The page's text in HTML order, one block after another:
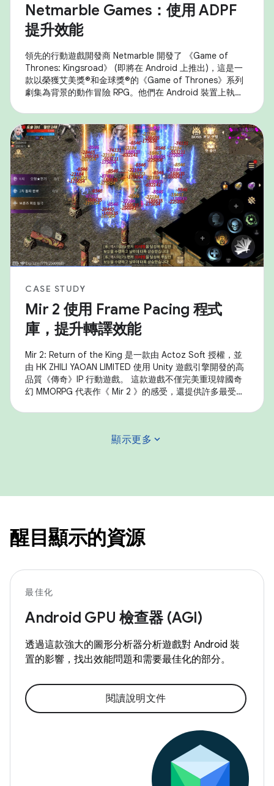
Netmarble Games：使用 ADPF
提升效能
領先的行動遊戲開發商 Netmarble 開發了 《Game of
Thrones: Kingsroad》 (即將在 Android 上推出)，這是一
款以榮獲艾美獎®和金球獎®的《Game of Thrones》系列
劇集為背景的動作冒險 RPG。他們在 Android 裝置上執行
能和使用者體驗。為解決這個問題，他們策略性地運用了
Android 自適應效能架構 (ADPF) ，並實施以解析度縮放和
動態影格速率調整為重點的最佳化調整。
CASE STUDY
Mir 2 使用 Frame Pacing 程式
庫，提升轉譯效能
Mir 2: Return of the King 是一款由 Actoz Soft 授權，並
由 HK ZHILI YAOAN LIMITED 使用 Unity 遊戲引擎開發的高
品質《傳奇》IP 行動遊戲。 這款遊戲不僅完美重現韓國奇
幻 MMORPG 代表作《 Mir 2 》的感受，還提供許多最受歡
遊戲內容。 這款遊戲使用 Android Frame Pacing 程式庫
顯示更多 expand_more
醒目顯示的資源
最佳化
Android GPU 檢查器 (AGI)
透過這款強大的圖形分析器分析遊戲對 Android 裝
置的影響，找出效能問題和需要最佳化的部分。
閱讀說明文件